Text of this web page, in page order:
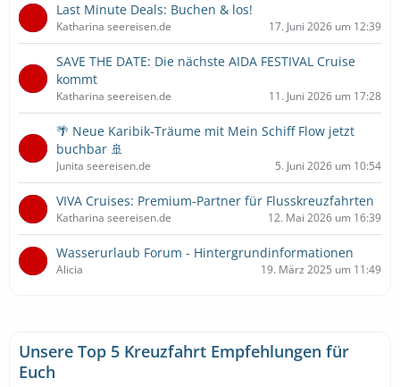
Last Minute Deals: Buchen & los!
Katharina seereisen.de 17. Juni 2026 um 12:39
SAVE THE DATE: Die nächste AIDA FESTIVAL Cruise
kommt
Katharina seereisen.de 11. Juni 2026 um 17:28
🌴 Neue Karibik-Träume mit Mein Schiff Flow jetzt
buchbar 🚢
Junita seereisen.de 5. Juni 2026 um 10:54
VIVA Cruises: Premium-Partner für Flusskreuzfahrten
Katharina seereisen.de 12. Mai 2026 um 16:39
Wasserurlaub Forum - Hintergrundinformationen
Alicia 19. März 2025 um 11:49
Unsere Top 5 Kreuzfahrt Empfehlungen für
Euch